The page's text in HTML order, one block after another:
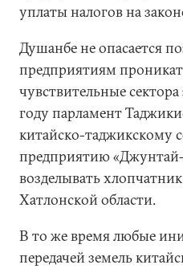
уплаты налогов на
Душанбе не опасается
предприятиям
чувствительные
году парламент
китайско-таджикскому
предприятию
возделывать
Хатлонской области.
В то же время любые
передачей земель